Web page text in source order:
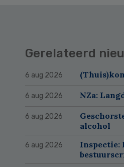
Gerelateerd
6 aug 2026
6 aug 2026 NZa:
6 aug 2026
alcohol
6 aug 2026
Inspectie: